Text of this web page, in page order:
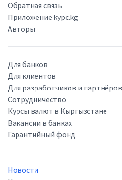
Обратная связь
Приложение kypc.kg
Авторы
Для банков
Для клиентов
Для разработчиков и партнёров
Сотрудничество
Курсы валют в Кыргызстане
Вакансии в банках
Гарантийный фонд
Новости